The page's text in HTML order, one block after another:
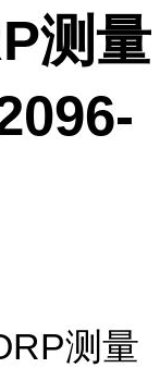
测量
测量